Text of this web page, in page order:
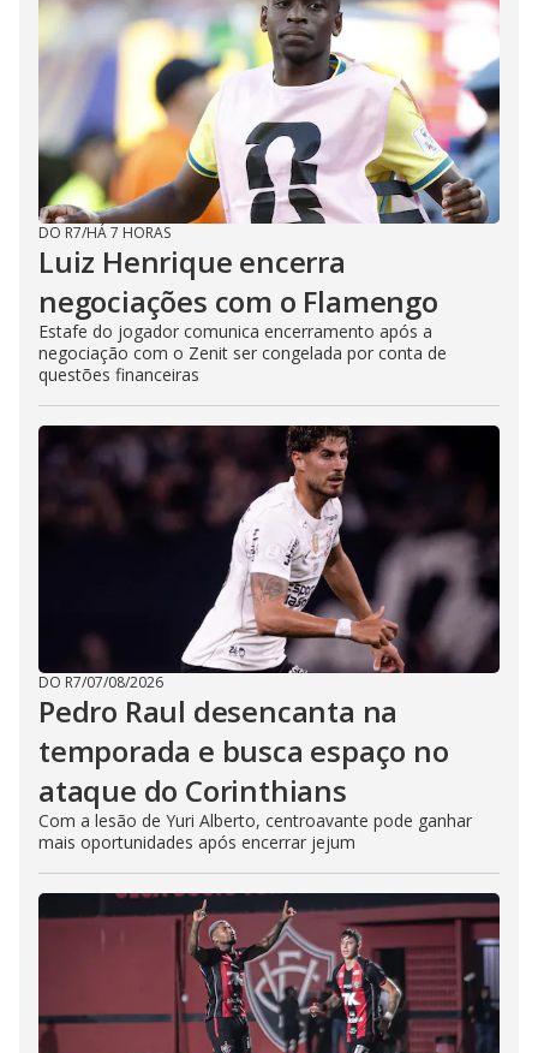
DO R7/HÁ 7 HORAS
Luiz Henrique encerra
negociações com o Flamengo
Estafe do jogador comunica encerramento após a
negociação com o Zenit ser congelada por conta de
questões financeiras
DO R7/07/08/2026
Pedro Raul desencanta na
temporada e busca espaço no
ataque do Corinthians
Com a lesão de Yuri Alberto, centroavante pode ganhar
mais oportunidades após encerrar jejum